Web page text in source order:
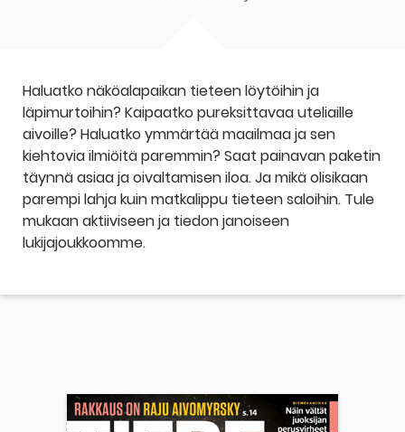
Haluatko näköalapaikan tieteen löytöihin ja
läpimurtoihin? Kaipaatko pureksittavaa uteliaille
aivoille? Haluatko ymmärtää maailmaa ja sen
kiehtovia ilmiöitä paremmin? Saat painavan paketin
täynnä asiaa ja oivaltamisen iloa. Ja mikä olisikaan
parempi lahja kuin matkalippu tieteen saloihin. Tule
mukaan aktiiviseen ja tiedon janoiseen
lukijajoukkoomme.